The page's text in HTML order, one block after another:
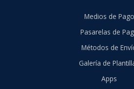
Medios de Pago
Pasarelas de
Métodos de
Galería de
Apps